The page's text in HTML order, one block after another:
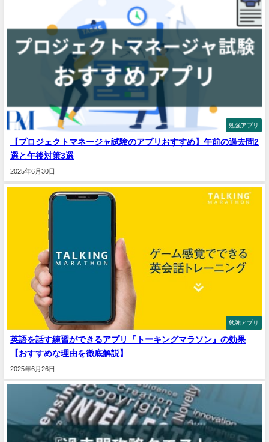
勉強アプリ
【プロジェクトマネージャ試験のアプリおすすめ】午前の過去問2
選と午後対策3選
2025年6月30日
勉強アプリ
英語を話す練習ができるアプリ『トーキングマラソン』の効果
【おすすめな理由を徹底解説】
2025年6月26日